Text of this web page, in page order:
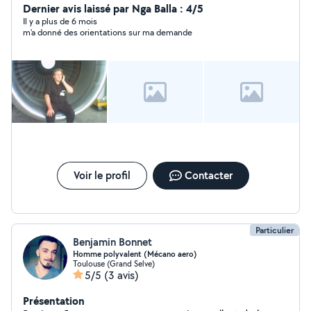
Dernier avis laissé par Nga Balla : 4/5
Il y a plus de 6 mois
m'a donné des orientations sur ma demande
Voir le profil Contacter
Particulier
Benjamin Bonnet
Homme polyvalent (Mécano aero)
Toulouse (Grand Selve)
5/5 (3 avis)
Présentation